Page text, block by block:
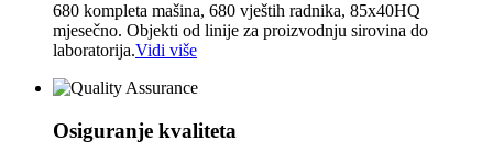
680 kompleta mašina, 680 vještih radnika, 85x40HQ
mjesečno. Objekti od linije za proizvodnju sirovina do
laboratorija.Vidi više
Osiguranje kvaliteta